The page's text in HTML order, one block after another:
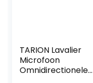
TARION Lavalier
Microfoon
Omnidirectionele